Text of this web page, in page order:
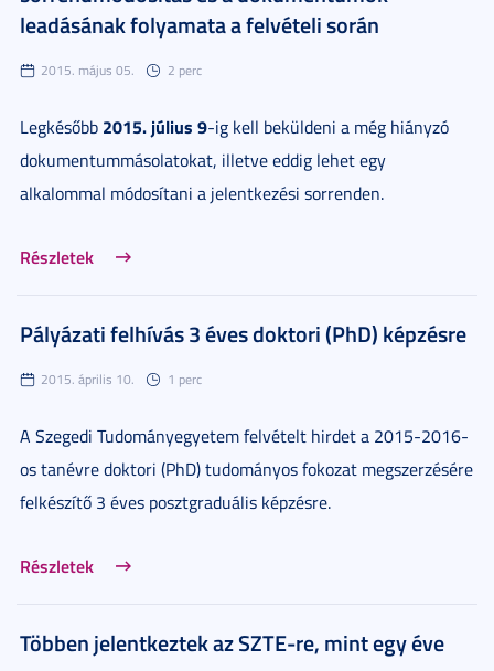
leadásának folyamata a felvételi során
2015. május 05. 2 perc
Legkésőbb 2015. július 9-ig kell beküldeni a még hiányzó
dokumentummásolatokat, illetve eddig lehet egy
alkalommal módosítani a jelentkezési sorrenden.
Részletek
Pályázati felhívás 3 éves doktori (PhD) képzésre
2015. április 10. 1 perc
A Szegedi Tudományegyetem felvételt hirdet a 2015-2016-
os tanévre doktori (PhD) tudományos fokozat megszerzésére
felkészítő 3 éves posztgraduális képzésre.
Részletek
Többen jelentkeztek az SZTE-re, mint egy éve